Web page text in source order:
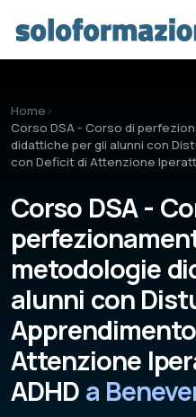
Home ›
Corso DSA - Corso di
didattiche per gli alunni con
con Deficit di Attenzione
Corso DSA -
metodologie
alunni con
Attenzione
ADHD a